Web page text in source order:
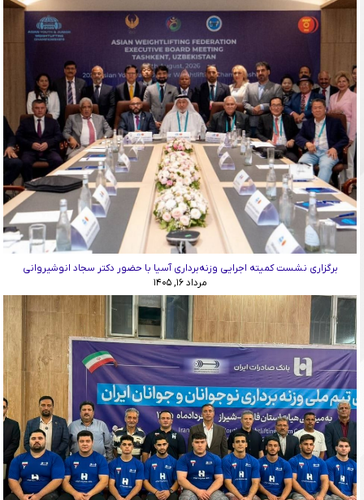
برگزاری نشست کمیته اجرایی وزنه‌برداری آسیا با حضور دکتر سجاد انوشیروانی
مرداد ۱۶, ۱۴۰۵